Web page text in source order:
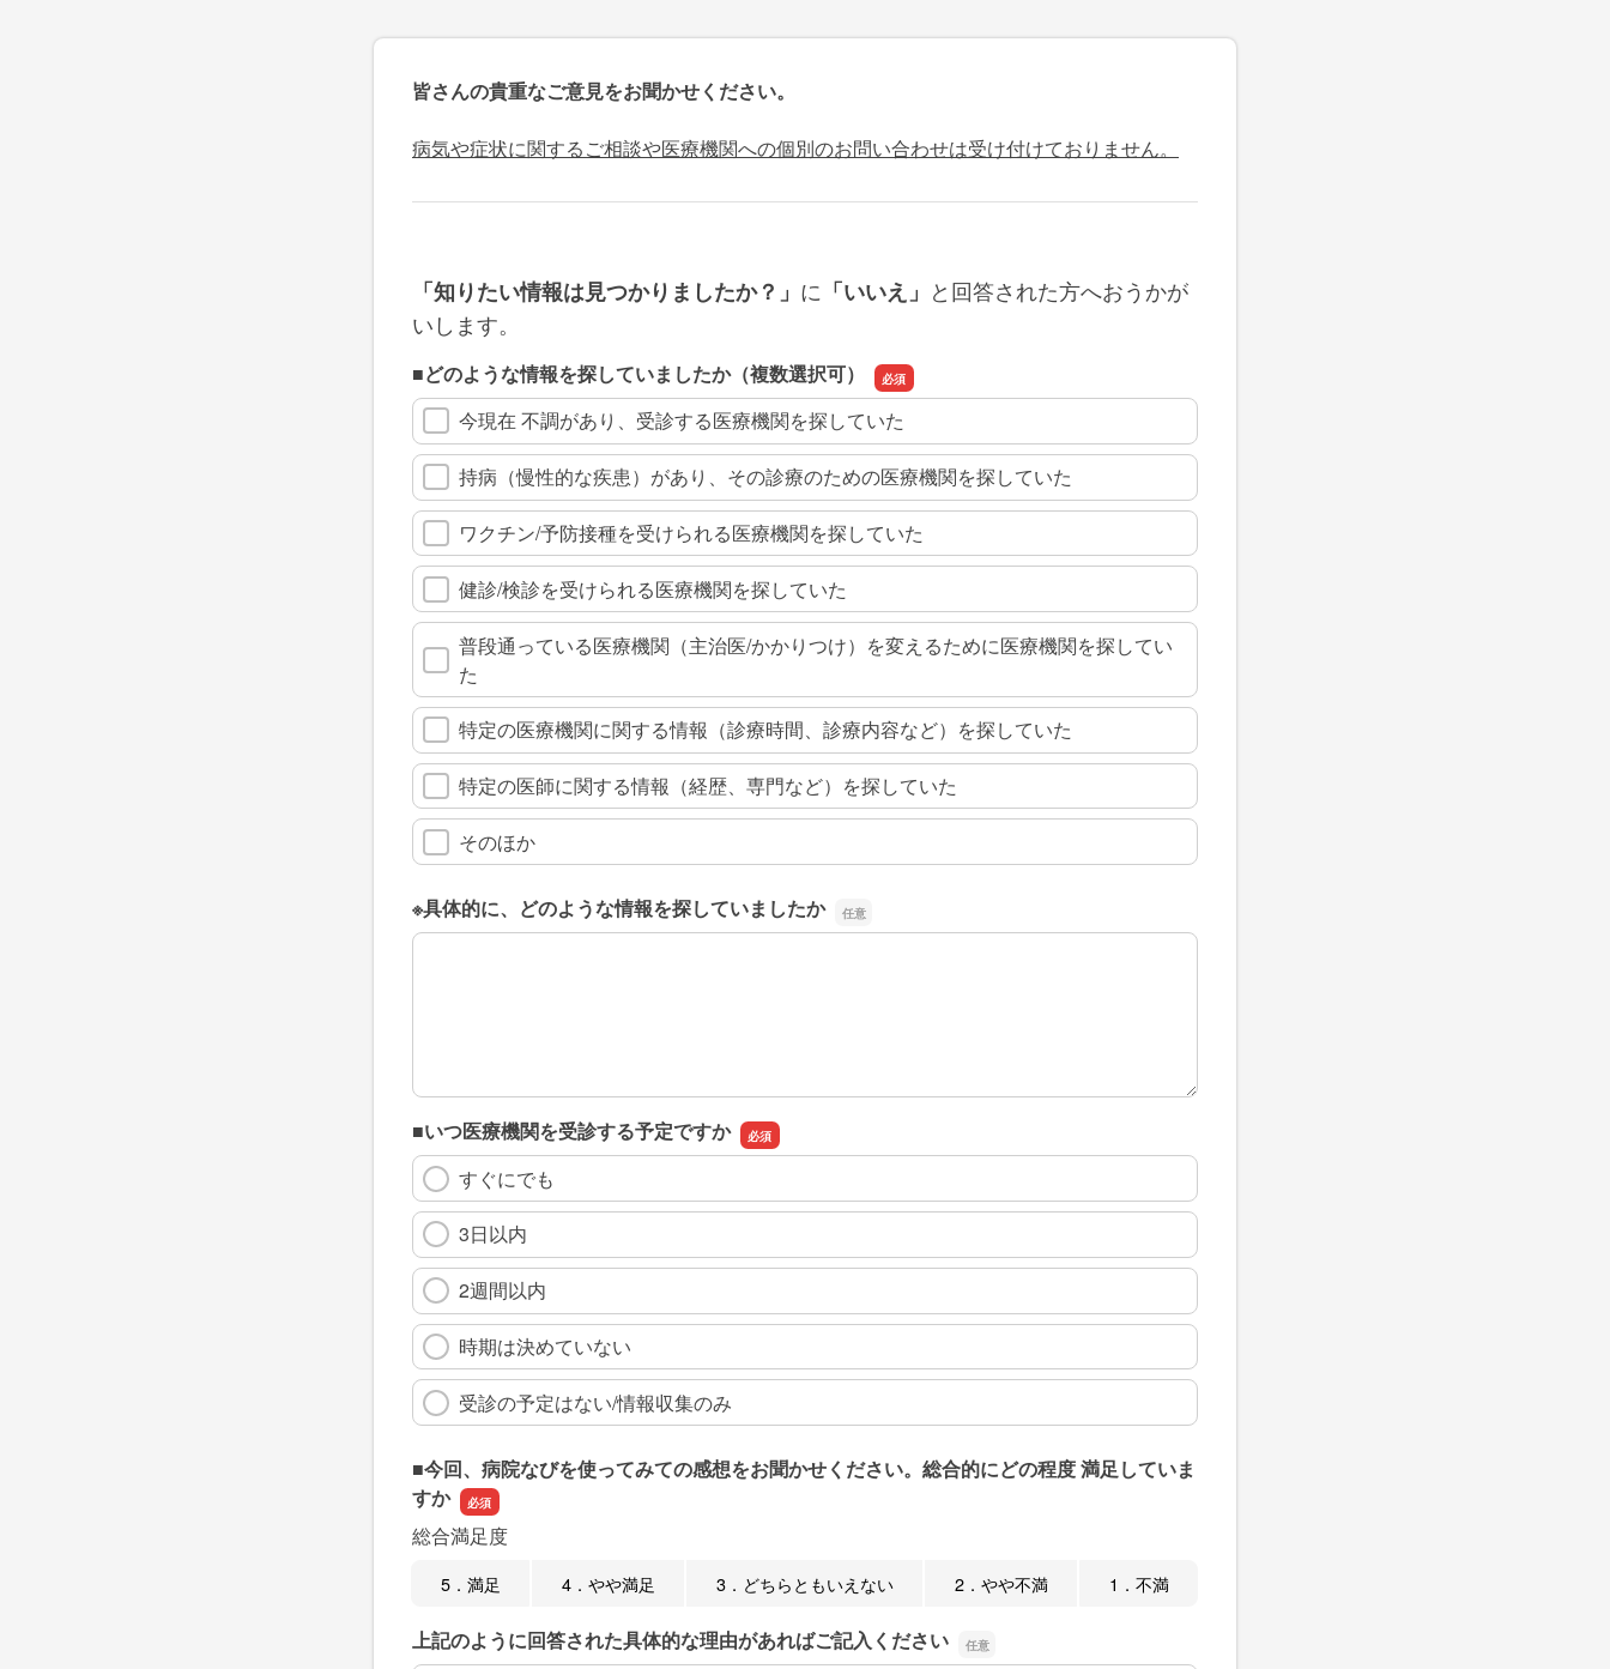
皆さんの貴重なご意見をお聞かせください。
病気や症状に関するご相談や医療機関への個別のお問い合わせは受け付けておりません。
「知りたい情報は見つかりましたか？」 に 「いいえ」 と回答された方へおうかが
いします。
■どのような情報を探していましたか（複数選択可）
今現在 不調があり、受診する医療機関を探していた
持病（慢性的な疾患）があり、その診療のための医療機関を探していた
ワクチン/予防接種を受けられる医療機関を探していた
健診/検診を受けられる医療機関を探していた
普段通っている医療機関（主治医/かかりつけ）を変えるために医療機関を探してい
た
特定の医療機関に関する情報（診療時間、診療内容など）を探していた
特定の医師に関する情報（経歴、専門など）を探していた
そのほか
※具体的に、どのような情報を探していましたか
※具体的に、どのような情報を探していましたか
■いつ医療機関を受診する予定ですか
すぐにでも
3日以内
2週間以内
時期は決めていない
受診の予定はない/情報収集のみ
■今回、病院なびを使ってみての感想をお聞かせください。総合的にどの程度 満足していま
すか
総合満足度
5．満足 4．やや満足 3．どちらともいえない 2．やや不満 1．不満
上記のように回答された具体的な理由があればご記入ください